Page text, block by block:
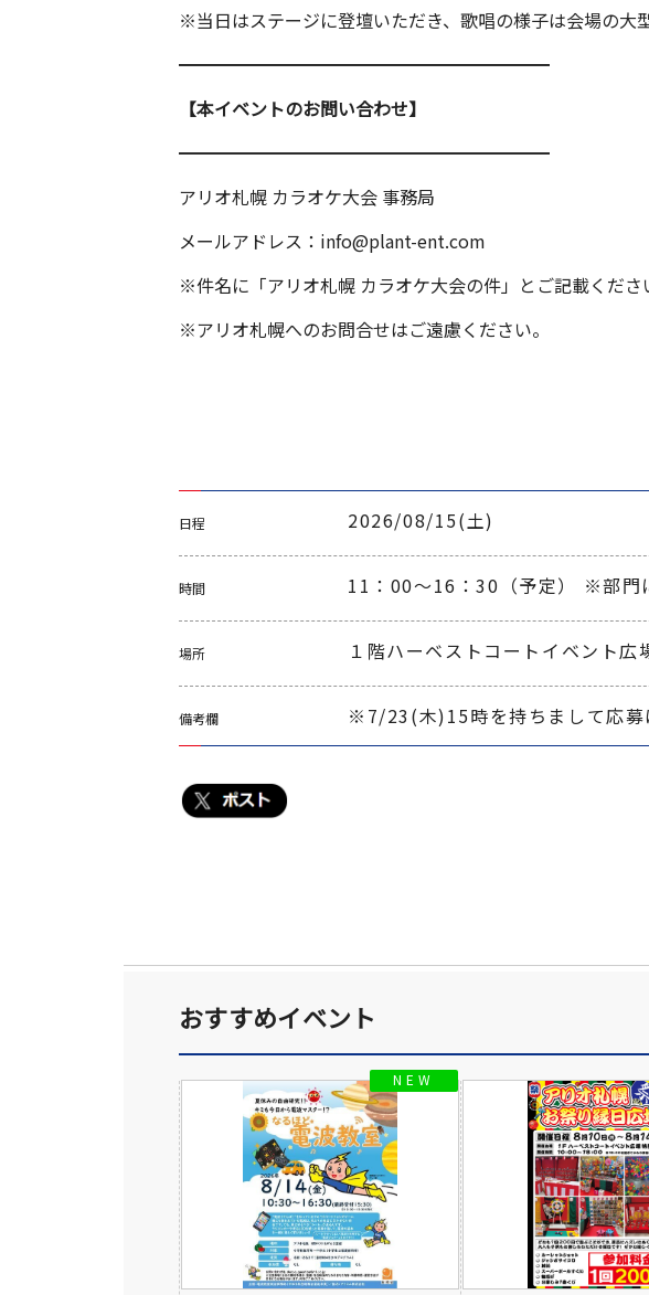
※当日はステージに登壇いただき、歌唱の様子は会場の大
━━━━━━━━━━━━━━━━━━━━━
【本イベントのお問い合わせ】
━━━━━━━━━━━━━━━━━━━━━
アリオ札幌 カラオケ大会 事務局
メールアドレス：info@plant-ent.com
※件名に「アリオ札幌 カラオケ大会の件」とご記載くださ
※アリオ札幌へのお問合せはご遠慮ください。
日程 2026/08/15(土)
時間 11：00～16：30（予定） ※部門
場所 １階ハーベストコートイベント広
備考欄 ※7/23(木)15時を持ちまして応募
おすすめイベント